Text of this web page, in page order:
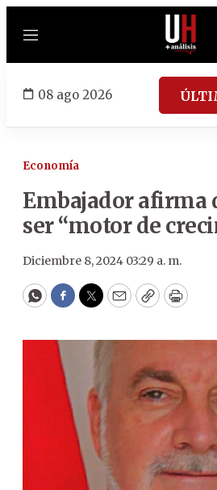
Menú
08 ago 2026
Economía
Embajador afirma
ser “motor de
Diciembre 8, 2024 03:29 a. m.
WhatsApp
Facebook
Twitter
EmailCopyPrint